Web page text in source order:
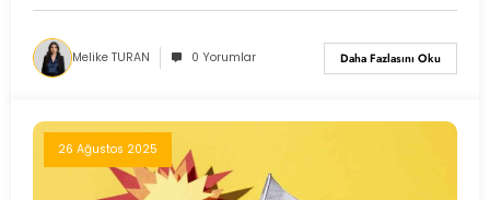
Melike TURAN 0 Yorumlar Daha Fazlasını Oku
26 Ağustos 2025